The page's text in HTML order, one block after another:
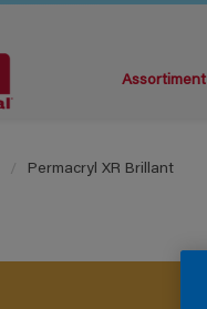
Assortiment
Permacryl XR Brillant